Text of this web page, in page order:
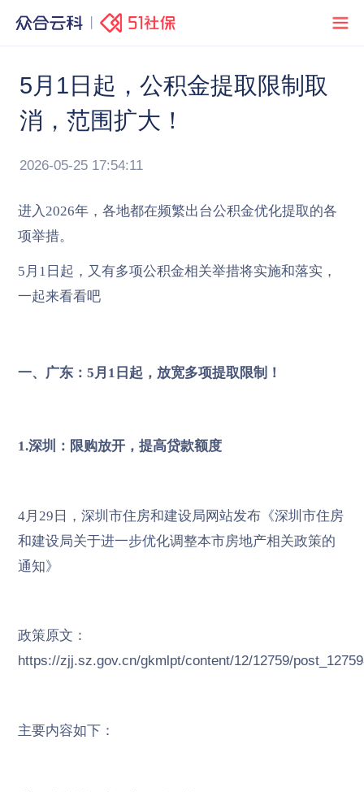
5月1日起，公积金提取限制取
消，范围扩大！
2026-05-25 17:54:11
进入2026年，各地都在频繁出台公积金优化提取的各
项举措。
5月1日起，又有多项公积金相关举措将实施和落实，
一起来看看吧
一、广东：5月1日起，放宽多项提取限制！
1.深圳：限购放开，提高贷款额度
4月29日，深圳市住房和建设局网站发布《深圳市住房
和建设局关于进一步优化调整本市房地产相关政策的
通知》
政策原文：
https://zjj.sz.gov.cn/gkmlpt/content/12/12759/
主要内容如下：